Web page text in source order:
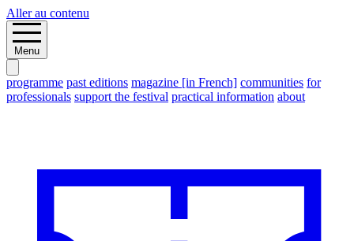
Aller au contenu
Menu
programme past editions magazine [in French] communities for
professionals support the festival practical information about